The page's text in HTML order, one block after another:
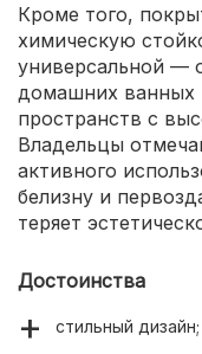
Кроме того,
химическую
универсальной —
домашних ванных
пространств с
Владельцы
активного
белизну и
теряет
Достоинства
стильный дизайн;